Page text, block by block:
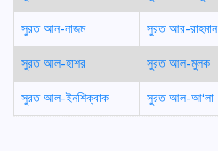
সুরত আন-নাজম
সুরত আর-রাহমান
সুরত আল-হাশর
সুরত আল-মুলক
সুরত আল-ইনশিক্বাক
সুরত আল-আ‘লা